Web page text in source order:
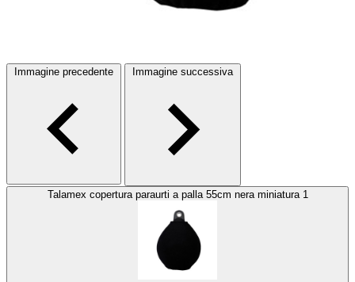
Immagine precedente Immagine successiva
Talamex copertura paraurti a palla 55cm nera miniatura 1